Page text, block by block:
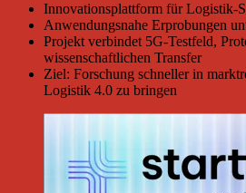
Innovationsplattform für Logistik-
Anwendungsnahe Erprobungen
Projekt verbindet 5G-Testfeld,
wissenschaftlichen Transfer
Ziel: Forschung schneller in
Logistik 4.0 zu bringen